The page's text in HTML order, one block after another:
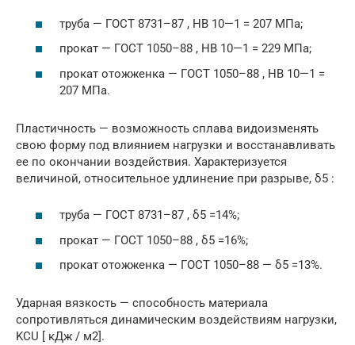
труба — ГОСТ 8731–87 , HB 10—1 = 207 МПа;
прокат — ГОСТ 1050–88 , HB 10—1 = 229 МПа;
прокат отожженка — ГОСТ 1050–88 , HB 10—1 =
207 МПа.
Пластичность — возможность сплава видоизменять
свою форму под влиянием нагрузки и восстанавливать
ее по окончании воздействия. Характеризуется
величиной, относительное удлинение при разрыве, δ5 :
труба — ГОСТ 8731–87 , δ5 =14%;
прокат — ГОСТ 1050–88 , δ5 =16%;
прокат отожженка — ГОСТ 1050–88 — δ5 =13%.
Ударная вязкость — способность материала
сопротивляться динамическим воздействиям нагрузки,
KCU [ кДж / м2].